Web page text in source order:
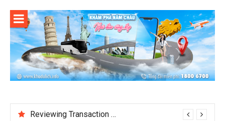
content
Reviewing Transaction History at BetNinja UK